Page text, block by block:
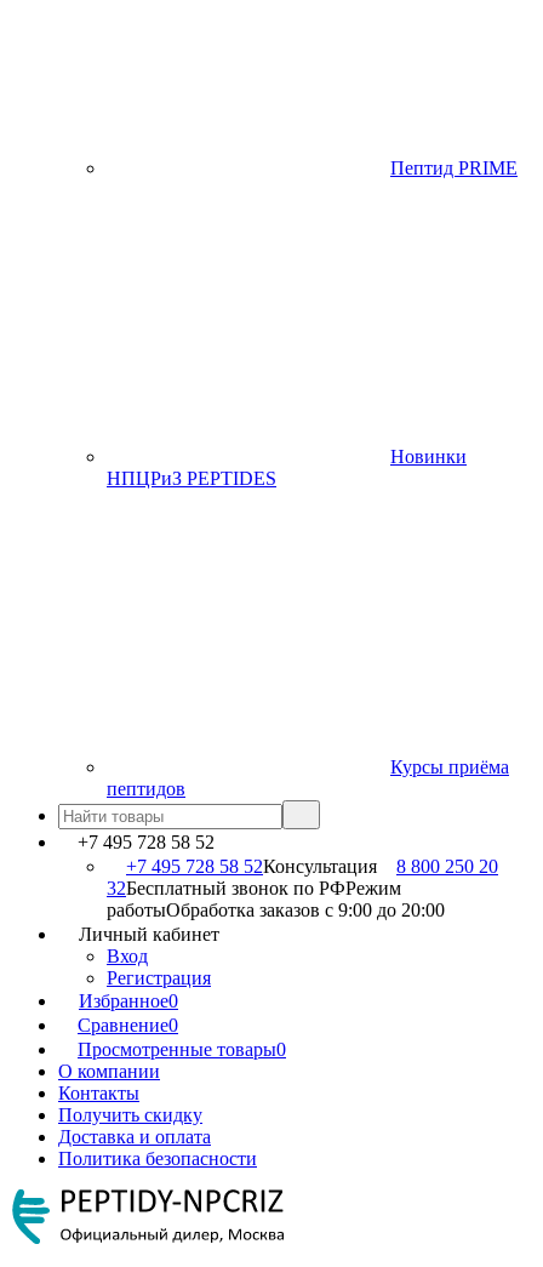
Пептид PRIME
Новинки
НПЦРиЗ PEPTIDES
Курсы приёма
пептидов
+7 495 728 58 52
+7 495 728 58 52Консультация
8 800 250 20
32Бесплатный звонок по РФРежим
работыОбработка заказов с 9:00 до 20:00
Личный кабинет
Вход
Регистрация
Избранное0
Сравнение0
Просмотренные товары0
О компании
Контакты
Получить скидку
Доставка и оплата
Политика безопасности